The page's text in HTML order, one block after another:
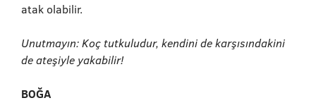
atak olabilir.
Unutmayın: Koç tutkuludur, kendini de karşısındakini
de ateşiyle yakabilir!
BOĞA